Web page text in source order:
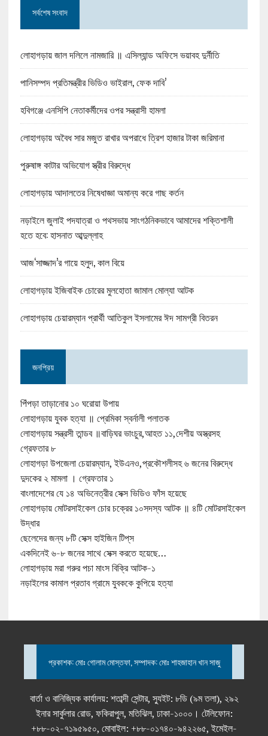
সর্বশেষ সংবাদ
লোহাগড়ায় জাল দলিলে নামজারি ॥ এসিল্যান্ড অফিসে ভয়াবহ দুর্নীতি
পানিসম্পদ প্রতিমন্ত্রীর ভিডিও ভাইরাল, ফেক দাবি’
হবিগঞ্জে এনসিপি নেতাকর্মীদের ওপর সন্ত্রাসী হামলা
লোহাগড়ায় অবৈধ সার মজুত রাখার অপরাধে ত্রিশ হাজার টাকা জরিমানা
পুরুষাঙ্গ কাটার অভিযোগ স্ত্রীর বিরুদ্ধে
লোহাগড়ায় আদালতের নিষেধাজ্ঞা অমান্য করে গাছ কর্তন
নড়াইলে জুলাই পদযাত্রা ও পথসভায় সাংগঠনিকভাবে আমাদের শক্তিশালী
হতে হবে: হাসনাত আব্দুল্লাহ
আজ‘সাজ্জাদ’র গায়ে হলুদ, কাল বিয়ে
লোহাগড়ায় ইজিবাইক চোরের মুলহোতা জামাল মোল্যা আটক
লোহাগড়ায় চেয়ারম্যান প্রার্থী আতিকুল ইসলামের ঈদ সামগ্রী বিতরন
জনপ্রিয়
পিঁপড়া তাড়ানোর ১০ ঘরোয়া উপায়
লোহাগড়ায় যুবক হত্যা ॥ প্রেমিকা স্বর্নালী পলাতক
লোহাগড়ায় সন্ত্রসী তান্ডব ॥বাড়িঘর ভাংচুর,আহত ১১,দেশীয় অস্ত্রসহ
গ্রেফতার ৮
লোহাগড়া উপজেলা চেয়ারম্যান, ইউএনও,প্রকৌশলীসহ ৬ জনের বিরুদ্ধে
দুদকের ২ মামলা । গ্রেফতার ১
বাংলাদেশের যে ১৪ অভিনেত্রীর সেক্স ভিডিও ফাঁস হয়েছে
লোহাগড়ায় মোটরসাইকেল চোর চক্রের ১০সদস্য আটক ॥ ৪টি মোটরসাইকেল
উদ্ধার
ছেলেদের জন্য ৮টি সেক্স হাইজিন টিপ্‌স
একদিনেই ৬-৮ জনের সাথে সেক্স করতে হয়েছে…
লোহাগড়ায় মরা গরুর পচা মাংস বিক্রি আটক-১
নড়াইলের কামাল প্রতাব গ্রামে যুবককে কুপিয়ে হত্যা
প্রকাশক: মোঃ গোলাম মোস্তফা, সম্পাদক: মোঃ শাহজাহান খান সাজু
বার্তা ও বানিজ্যিক কার্যালয়: শতাব্দী সেন্টার, স্যুইট: ৮ডি (৯ম তলা), ২৯২
ইনার সার্কুলার রোড, ফকিরাপুল, মতিঝিল, ঢাকা-১০০০। টেলিফোন:
+৮৮-০২-৭১৯৫৯৫০, মোবাইল: +৮৮-০১৭৪০-৯৪২২৬৫, ইমেইল-